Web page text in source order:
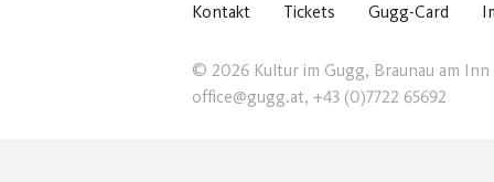
Kontakt Tickets Gugg-Card
© 2026 Kultur im Gugg, Braunau am Inn
office@gugg.at, +43 (0)7722 65692